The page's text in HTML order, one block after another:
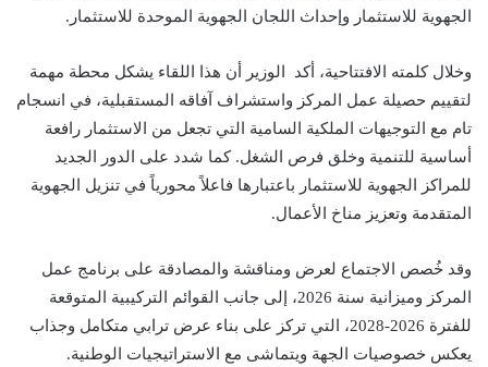
الجهوية للاستثمار وإحداث اللجان الجهوية الموحدة للاستثمار.
وخلال كلمته الافتتاحية، أكد الوزير أن هذا اللقاء يشكل محطة مهمة
لتقييم حصيلة عمل المركز واستشراف آفاقه المستقبلية، في انسجام
تام مع التوجيهات الملكية السامية التي تجعل من الاستثمار رافعة
أساسية للتنمية وخلق فرص الشغل. كما شدد على الدور الجديد
للمراكز الجهوية للاستثمار باعتبارها فاعلاً محورياً في تنزيل الجهوية
المتقدمة وتعزيز مناخ الأعمال.
وقد خُصص الاجتماع لعرض ومناقشة والمصادقة على برنامج عمل
المركز وميزانية سنة 2026، إلى جانب القوائم التركيبية المتوقعة
للفترة 2026-2028، التي تركز على بناء عرض ترابي متكامل وجذاب
يعكس خصوصيات الجهة ويتماشى مع الاستراتيجيات الوطنية.